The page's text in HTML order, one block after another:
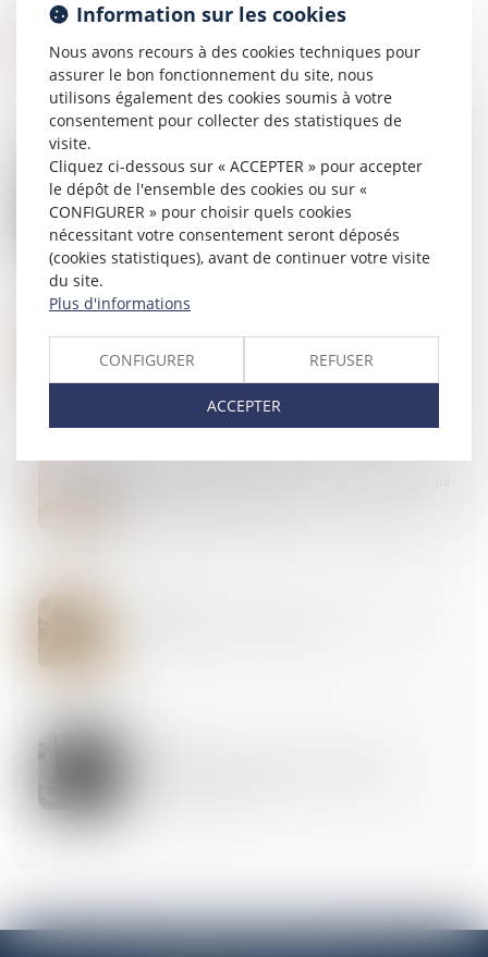
Biens immobiliers : l'obligation d'informer sur le
risque de feu de forêt est élargie
12 JUIN
Loi du 31 mai 2024 visant à assurer une justice
patrimoniale au sein de la famille
05JUIN
Information sur les cookies
Nous avons recours à des cookies techniques pour
assurer le bon fonctionnement du site, nous
utilisons également des cookies soumis à votre
consentement pour collecter des statistiques de
visite.
Cliquez ci-dessous sur « ACCEPTER » pour accepter
le dépôt de l'ensemble des cookies ou sur «
CONFIGURER » pour choisir quels cookies
nécessitant votre consentement seront déposés
(cookies statistiques), avant de continuer votre visite
du site.
Plus d'informations
CONFIGURER REFUSER
ACCEPTER